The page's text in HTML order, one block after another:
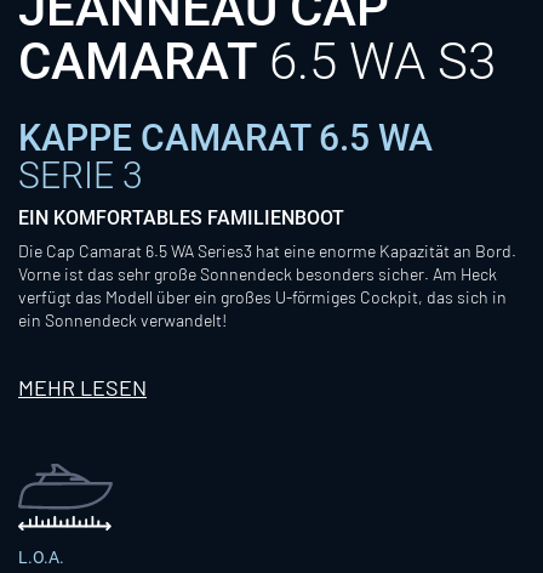
CAMARAT 6.5 WA S3
KAPPE CAMARAT 6.5 WA
SERIE 3
EIN KOMFORTABLES FAMILIENBOOT
Die Cap Camarat 6.5 WA Series3 hat eine enorme Kapazität an Bord.
Vorne ist das sehr große Sonnendeck besonders sicher. Am Heck
verfügt das Modell über ein großes U-förmiges Cockpit, das sich in
ein Sonnendeck verwandelt!
MEHR LESEN
L.O.A.